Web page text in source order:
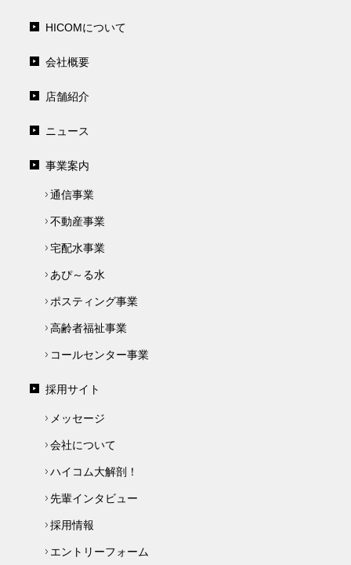
HICOMについて
会社概要
店舗紹介
ニュース
事業案内
通信事業
不動産事業
宅配水事業
あぴ～る水
ポスティング事業
高齢者福祉事業
コールセンター事業
採用サイト
メッセージ
会社について
ハイコム大解剖！
先輩インタビュー
採用情報
エントリーフォーム